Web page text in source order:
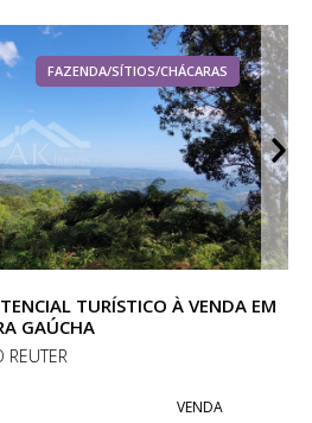
FAZENDA/SÍTIOS/CHÁCARAS
TURÍSTICO À VENDA EM
GAÚCHA
VENDA